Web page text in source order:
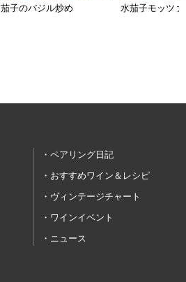
茄子のバジル炒め 水茄子モッツァ
ペアリング日記
おすすめワイン＆レシピ
ヴィンテージチャート
ワインイベント
ニュース